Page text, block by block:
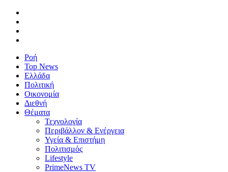
Ροή
Top News
Ελλάδα
Πολιτική
Οικονομία
Διεθνή
Θέματα
Τεχνολογία
Περιβάλλον & Ενέργεια
Υγεία & Επιστήμη
Πολιτισμός
Lifestyle
PrimeNews TV